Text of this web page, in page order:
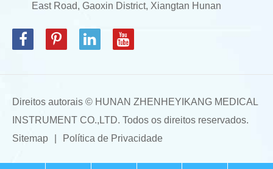
East Road, Gaoxin District, Xiangtan Hunan
Direitos autorais © HUNAN ZHENHEYIKANG MEDICAL
INSTRUMENT CO.,LTD. Todos os direitos reservados.
Sitemap
Política de Privacidade